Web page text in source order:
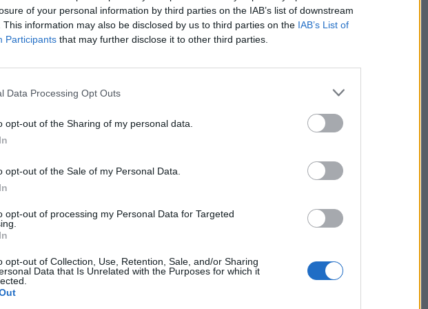
of your personal information by third parties on the IAB’s list of downstream
This information may also be disclosed by us to third parties on the IAB’s List of
Participants that may further disclose it to other third parties.
Data Processing Opt Outs
opt-out of the Sharing of my personal data.
opt-out of the Sale of my Personal Data.
opt-out of processing my Personal Data for Targeted
opt-out of Collection, Use, Retention, Sale, and/or Sharing
Data that Is Unrelated with the Purposes for which it
tárolt atomfegyverek számának csökkentése – írja a t-online.de
témákat érintettek, amelyek kapcsán Baerbock kifejtette, hogy támogatja a
az ápolási munkakört végzők esetében, illetve ezzel párhuzamosan új
történő emelését, amely lépést már eleve...
portfolio.hu hírarchívumához tartozik, melynek olvasása előfizetéses
tartalmazza:
cikkarchívum
elmúlt 2 év napon belüli
Előfizetés